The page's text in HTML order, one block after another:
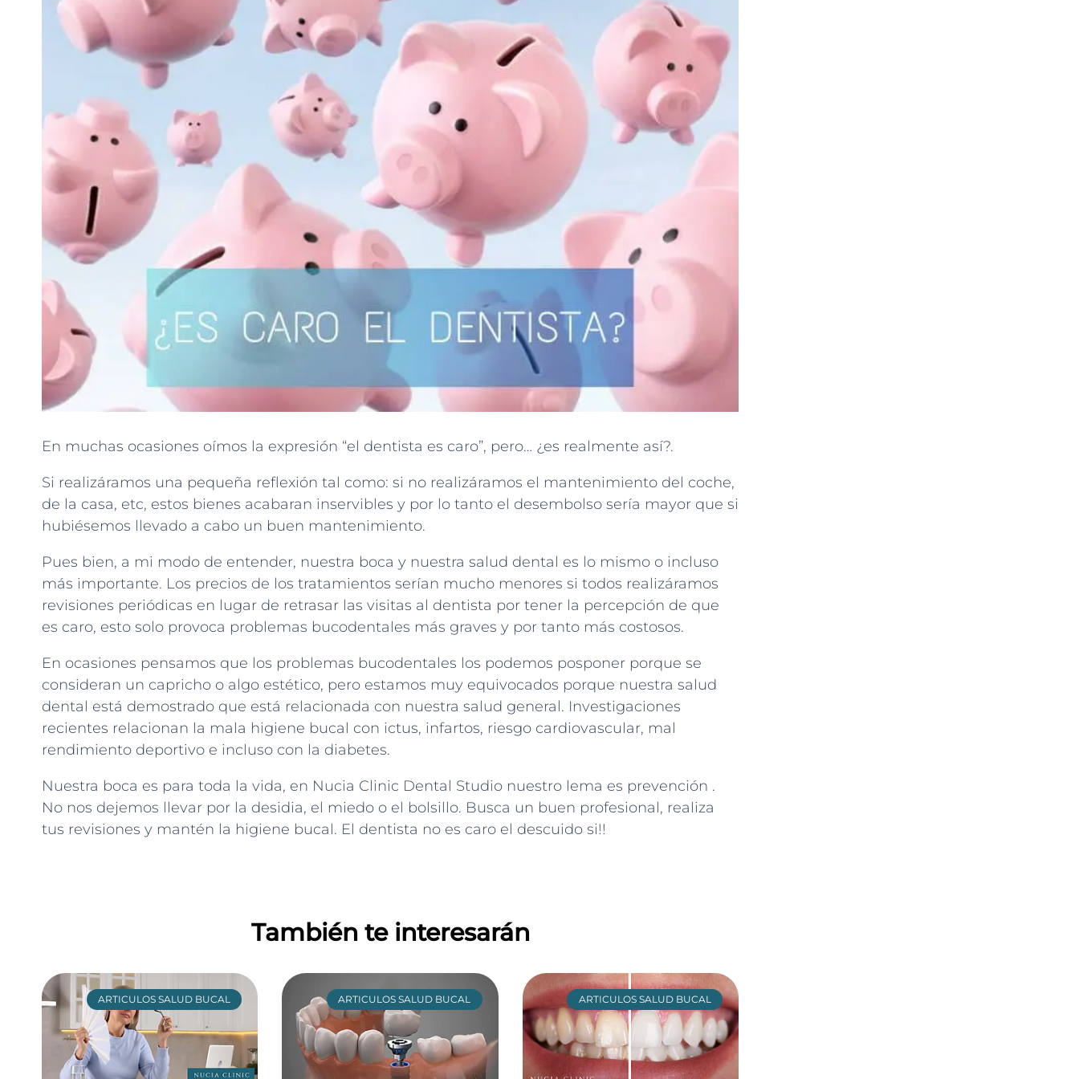
En muchas ocasiones oímos la expresión “el dentista es caro”, pero… ¿es realmente así?.
Si realizáramos una pequeña reflexión tal como: si no realizáramos el mantenimiento del coche,
de la casa, etc, estos bienes acabaran inservibles y por lo tanto el desembolso sería mayor que si
hubiésemos llevado a cabo un buen mantenimiento.
Pues bien, a mi modo de entender, nuestra boca y nuestra salud dental es lo mismo o incluso
más importante. Los precios de los tratamientos serían mucho menores si todos realizáramos
revisiones periódicas en lugar de retrasar las visitas al dentista por tener la percepción de que
es caro, esto solo provoca problemas bucodentales más graves y por tanto más costosos.
En ocasiones pensamos que los problemas bucodentales los podemos posponer porque se
consideran un capricho o algo estético, pero estamos muy equivocados porque nuestra salud
dental está demostrado que está relacionada con nuestra salud general. Investigaciones
recientes relacionan la mala higiene bucal con ictus, infartos, riesgo cardiovascular, mal
rendimiento deportivo e incluso con la diabetes.
Nuestra boca es para toda la vida, en Nucia Clinic Dental Studio nuestro lema es prevención .
No nos dejemos llevar por la desidia, el miedo o el bolsillo. Busca un buen profesional, realiza
tus revisiones y mantén la higiene bucal. El dentista no es caro el descuido si!!
También te interesarán
ARTICULOS SALUD BUCAL ARTICULOS SALUD BUCAL ARTICULOS SALUD BUCAL